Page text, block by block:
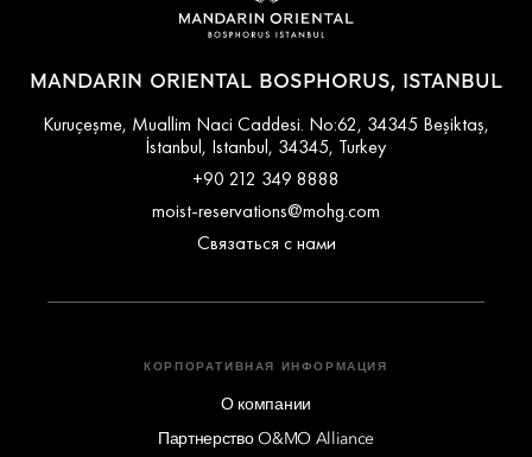
MANDARIN ORIENTAL BOSPHORUS, ISTANBUL
Kuruçeşme, Muallim Naci Caddesi. No:62, 34345 Beşiktaş,
İstanbul, Istanbul, 34345, Turkey
+90 212 349 8888
moist-reservations@mohg.com
Связаться с нами
КОРПОРАТИВНАЯ ИНФОРМАЦИЯ
О компании
Партнерство O&MO Alliance